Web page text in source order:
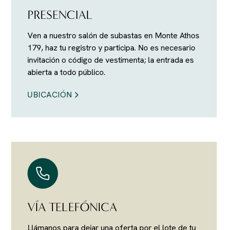
PRESENCIAL
Ven a nuestro salón de subastas en Monte Athos
179, haz tu registro y participa. No es necesario
invitación o código de vestimenta; la entrada es
abierta a todo público.
UBICACIÓN
VÍA TELEFÓNICA
Llámanos para dejar una oferta por el lote de tu